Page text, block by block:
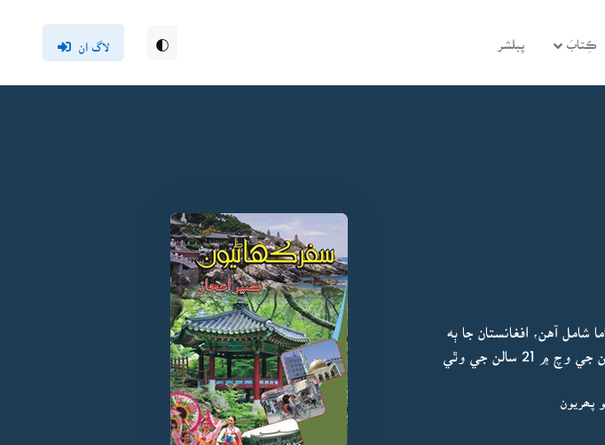
ڪِتابَ پبلشر لاگ ان
آهن، افغانستان جا ٻه
سفرناما، پهريون سوشلسٽ افغانستان جو ۽ ٻيو هاڻوڪي افغانستان جو آهي، ٻنهي سفرنامن جي وچ ۾ 21 سالن جي وٿي
پھريون